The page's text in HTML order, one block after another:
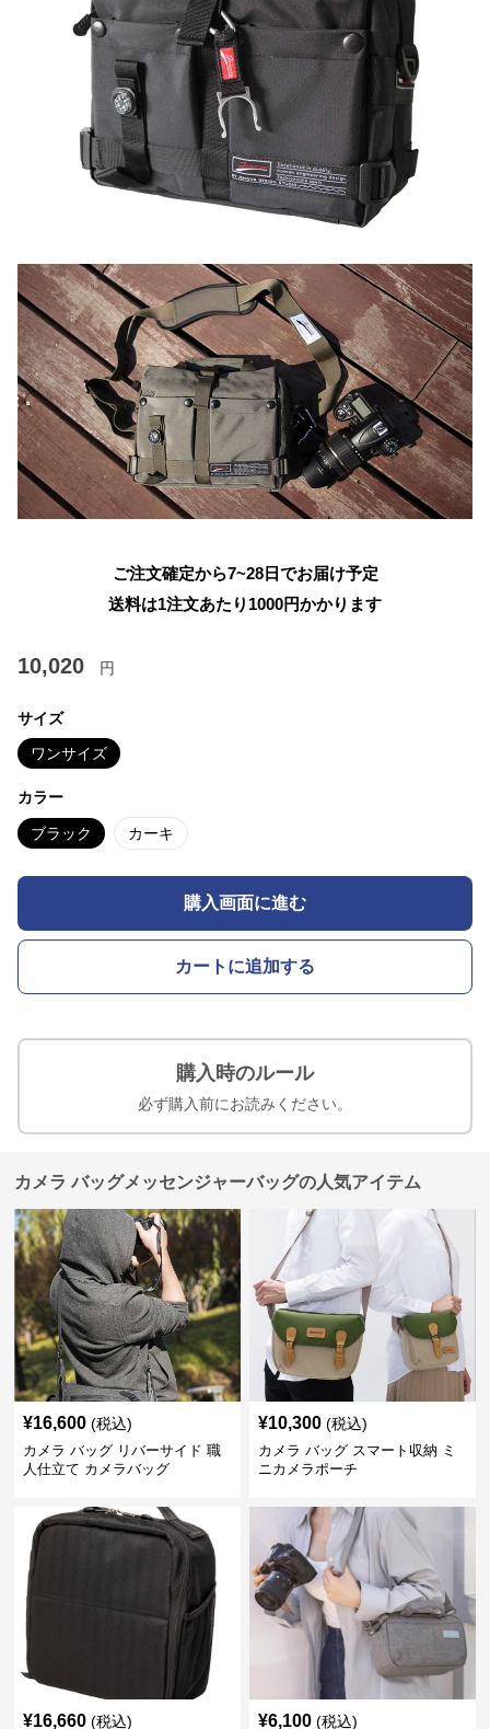
ご注文確定から7~28日でお届け予定
送料は1注文あたり 1000円かかります
10,020 円
サイズ
ワンサイズ
カラー
ブラック カーキ
購入画面に進む
カートに追加する
購入時のルール
必ず購入前にお読みください。
カメラ バッグメッセンジャーバッグの人気アイテム
¥16,600 (税込)
カメラ バッグ リバーサイド 職
人仕立て カメラバッグ
¥10,300 (税込)
カメラ バッグ スマート収納 ミ
ニカメラポーチ
¥16,660 (税込) ¥6,100 (税込)